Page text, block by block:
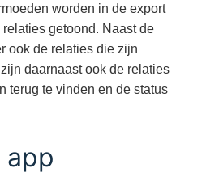
worden in de export
getoond. Naast de
ook de relaties die zijn
daarnaast ook de relaties
terug te vinden en de status